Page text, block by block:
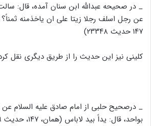
_ در صحیحه عبدالله ابن سنان آمده، قال: سالت
عن رجل اسلف رجلا زیتا علی ان یاخذمنه
۱۴۷ حدیث ۲۳۳۴۸)
کلینی نیز این حدیث را از طریق دیگری نقل
_ درصحیح حلبی از امام صادق علیه السلام عن
بواحد، قال: یداً بید لاباس (همان، ۱۴۷، حدیث ۲۳۳۴۹)